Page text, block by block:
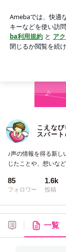
トの世界）アプリをダウン
ょう。
こえな
スパート
♪声の情報を得る新し
じたことや、想いな
85
フォロワー
1.6k
投稿
一覧